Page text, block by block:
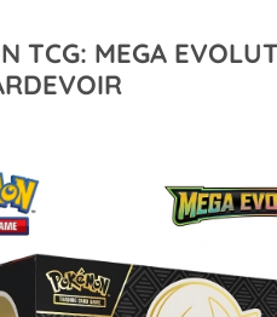
TCG: MEGA